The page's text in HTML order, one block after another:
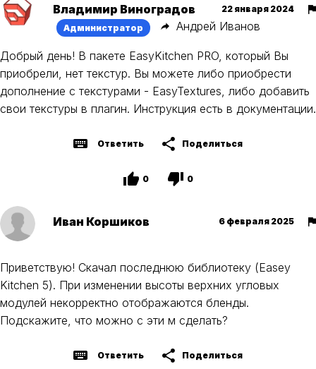
22 января 2024
Владимир Виноградов
Администратор Андрей Иванов
Добрый день! В пакете EasyKitchen PRO, который Вы
приобрели, нет текстур. Вы можете либо приобрести
дополнение с текстурами - EasyTextures, либо добавить
свои текстуры в плагин. Инструкция есть в документации.
Ответить Поделиться
0 0
6 февраля 2025
Иван Коршиков
Приветствую! Скачал последнюю библиотеку (Easey
Kitchen 5). При изменении высоты верхних угловых
модулей некорректно отображаются бленды.
Подскажите, что можно с эти м сделать?
Ответить Поделиться